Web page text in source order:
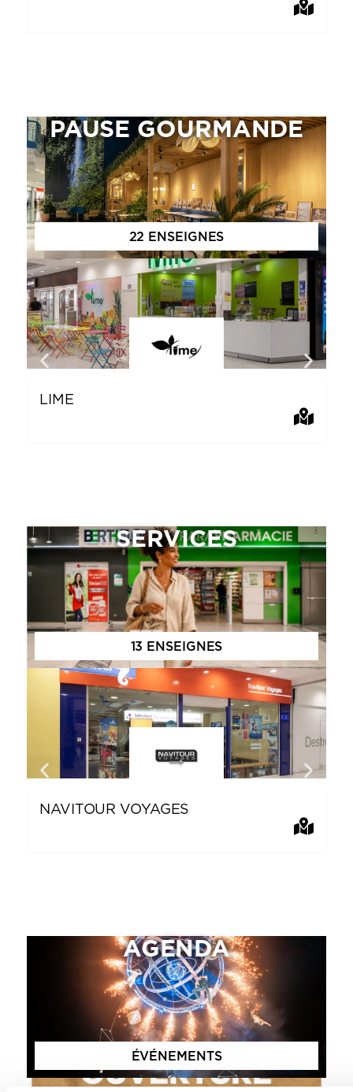
PAUSE GOURMANDE
22 ENSEIGNES
LIME
SERVICES
13 ENSEIGNES
NAVITOUR VOYAGES
AGENDA
ÉVÉNEMENTS